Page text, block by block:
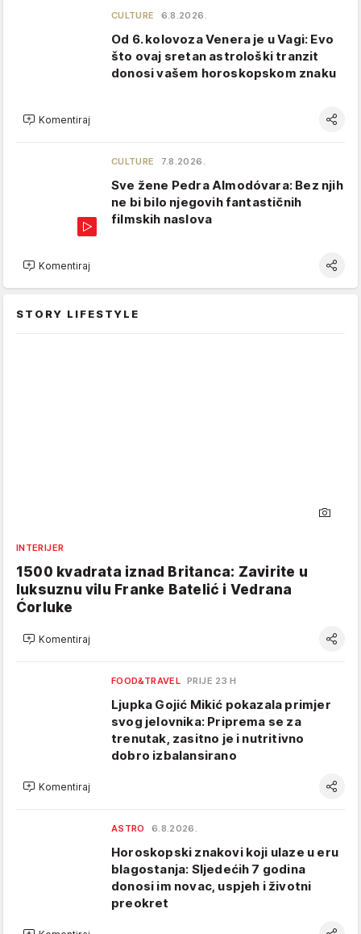
CULTURE 6.8.2026.
Od 6. kolovoza Venera je u Vagi: Evo
što ovaj sretan astrološki tranzit
donosi vašem horoskopskom znaku
Komentiraj
CULTURE 7.8.2026.
Sve žene Pedra Almodóvara: Bez njih
ne bi bilo njegovih fantastičnih
filmskih naslova
Komentiraj
STORY LIFESTYLE
INTERIJER
1500 kvadrata iznad Britanca: Zavirite u
luksuznu vilu Franke Batelić i Vedrana
Ćorluke
Komentiraj
FOOD&TRAVEL PRIJE 23 H
Ljupka Gojić Mikić pokazala primjer
svog jelovnika: Priprema se za
trenutak, zasitno je i nutritivno
dobro izbalansirano
Komentiraj
ASTRO 6.8.2026.
Horoskopski znakovi koji ulaze u eru
blagostanja: Sljedećih 7 godina
donosi im novac, uspjeh i životni
preokret